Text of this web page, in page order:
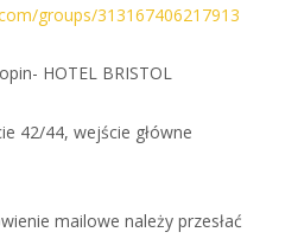
groups/313167406217913
HOTEL BRISTOL
42/44, wejście główne
mailowe należy przesłać